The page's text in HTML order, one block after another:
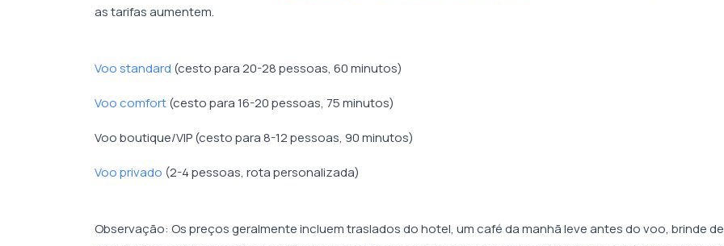
as tarifas aumentem.
Voo standard (cesto para 20-28 pessoas, 60 minutos)
Voo comfort(cesto para 16-20 pessoas, 75 minutos)
Voo boutique/VIP (cesto para 8-12 pessoas, 90 minutos)
Voo privado (2-4 pessoas, rota personalizada)
Observação: Os preços geralmente incluem traslados do hotel, um café da manhã leve antes do voo, brinde de